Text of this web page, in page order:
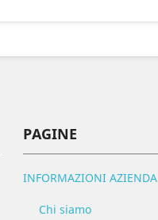
PAGINE
INFORMAZIONI AZIENDA
Chi siamo